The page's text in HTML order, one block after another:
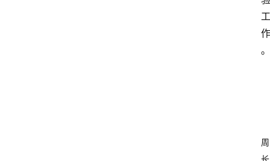
工
作
。
周
长